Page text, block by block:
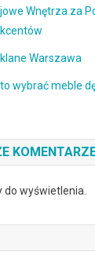
Wnętrza za
Warszawa
wybrać meble
wyświetlenia.